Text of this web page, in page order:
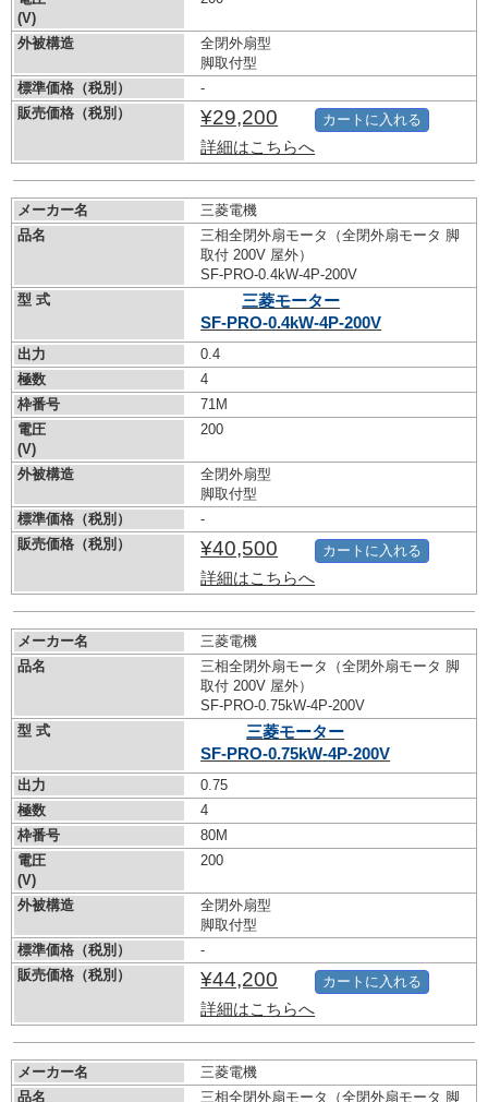
(V)
外被構造
全閉外扇型
脚取付型
標準価格（税別）
-
販売価格（税別）
¥29,200
詳細はこちらへ
カートに入れる
メーカー名
三菱電機
品名
三相全閉外扇モータ（全閉外扇モータ 脚
取付 200V 屋外）
SF-PRO-0.4kW-4P-200V
型 式
三菱モーター
SF-PRO-0.4kW-4P-200V
出力
0.4
極数
4
枠番号
71M
電圧
(V)
200
外被構造
全閉外扇型
脚取付型
標準価格（税別）
-
販売価格（税別）
¥40,500
詳細はこちらへ
カートに入れる
メーカー名
三菱電機
品名
三相全閉外扇モータ（全閉外扇モータ 脚
取付 200V 屋外）
SF-PRO-0.75kW-4P-200V
型 式
三菱モーター
SF-PRO-0.75kW-4P-200V
出力
0.75
極数
4
枠番号
80M
電圧
(V)
200
外被構造
全閉外扇型
脚取付型
標準価格（税別）
-
販売価格（税別）
¥44,200
詳細はこちらへ
カートに入れる
メーカー名
三菱電機
品名
三相全閉外扇モータ（全閉外扇モータ 脚